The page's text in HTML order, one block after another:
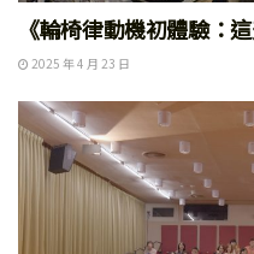
《輪椅律動機初體驗：
2025 年 4 月 23 日